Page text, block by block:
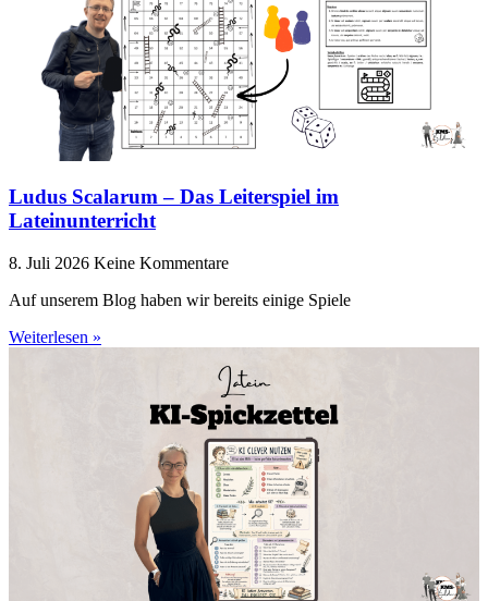
Ludus Scalarum – Das Leiterspiel im
Lateinunterricht
8. Juli 2026 Keine Kommentare
Auf unserem Blog haben wir bereits einige Spiele
Weiterlesen »